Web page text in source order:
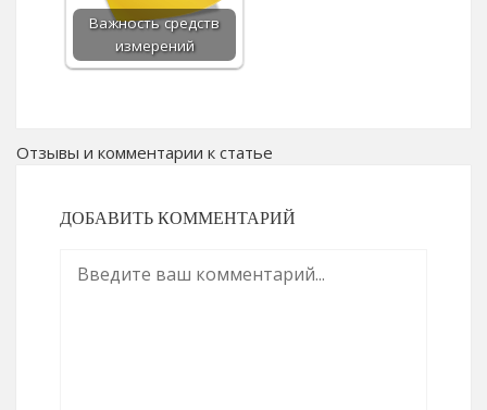
Важность средств
измерений
Отзывы и комментарии к статье
ДОБАВИТЬ КОММЕНТАРИЙ